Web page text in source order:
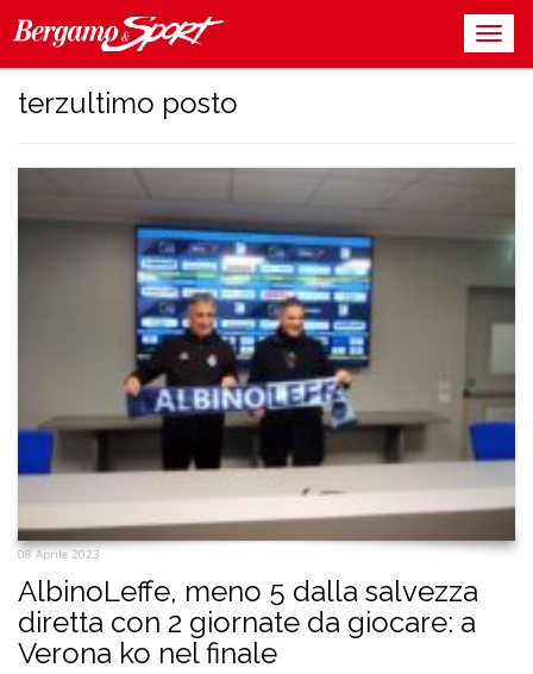
terzultimo posto
08 Aprile 2023
AlbinoLeffe, meno 5 dalla salvezza
diretta con 2 giornate da giocare: a
Verona ko nel finale